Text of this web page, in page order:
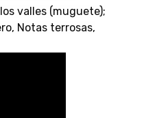
valles (muguete);
Notas terrosas,